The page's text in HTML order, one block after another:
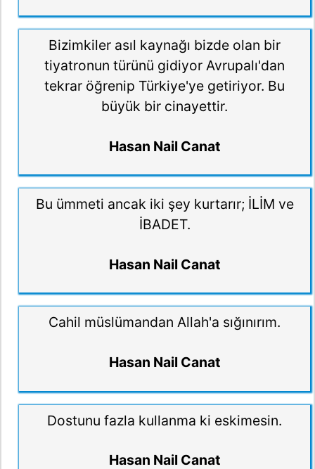
Bizimkiler asıl kaynağı bizde olan bir
tiyatronun türünü gidiyor Avrupalı'dan
tekrar öğrenip Türkiye'ye getiriyor. Bu
büyük bir cinayettir.
Hasan Nail Canat
Bu ümmeti ancak iki şey kurtarır; İLİM ve
İBADET.
Hasan Nail Canat
Cahil müslümandan Allah'a sığınırım.
Hasan Nail Canat
Dostunu fazla kullanma ki eskimesin.
Hasan Nail Canat